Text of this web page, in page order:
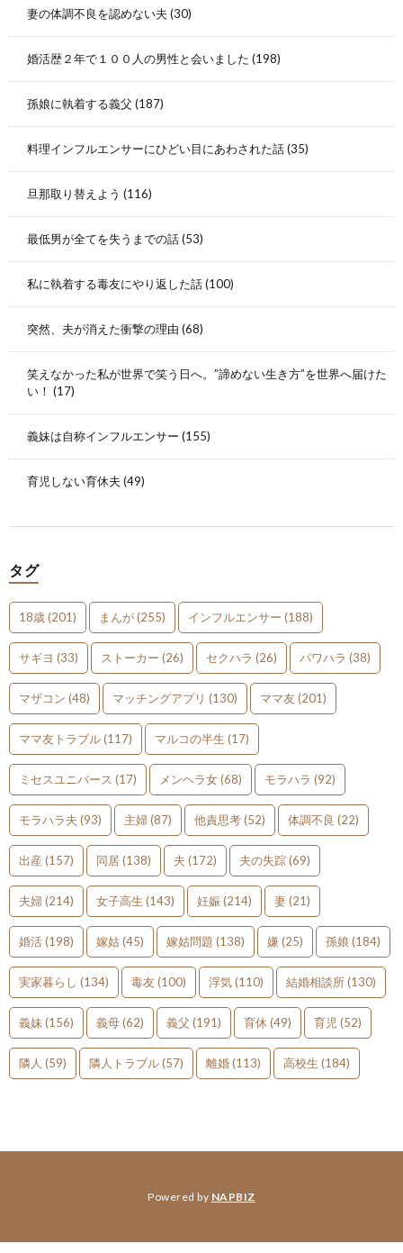
妻の体調不良を認めない夫 (30)
婚活歴２年で１００人の男性と会いました (198)
孫娘に執着する義父 (187)
料理インフルエンサーにひどい目にあわされた話(35)
旦那取り替えよう (116)
最低男が全てを失うまでの話(53)
私に執着する毒友にやり返した話(100)
突然、夫が消えた衝撃の理由 (68)
笑えなかった私が世界で笑う日へ。”諦めない生き方”を世界へ届けた
い！ (17)
義妹は自称インフルエンサー (155)
育児しない育休夫 (49)
タグ
18歳(201) まんが(255) インフルエンサー (188)
サギヨ (33) ストーカー (26) セクハラ (26) パワハラ (38)
マザコン (48) マッチングアプリ (130) ママ友(201)
ママ友トラブル(117) マルコの半生 (17)
ミセスユニバース (17) メンヘラ女(68) モラハラ (92)
モラハラ夫 (93) 主婦(87) 他責思考(52) 体調不良 (22)
出産 (157) 同居(138) 夫 (172) 夫の失踪(69)
夫婦(214) 女子高生 (143) 妊娠(214) 妻(21)
婚活(198) 嫁姑(45) 嫁姑問題 (138) 嫌 (25) 孫娘 (184)
実家暮らし (134) 毒友(100) 浮気(110) 結婚相談所(130)
義妹(156) 義母(62) 義父 (191) 育休 (49) 育児(52)
隣人 (59) 隣人トラブル(57) 離婚(113) 高校生 (184)
Powered by NAPBIZ